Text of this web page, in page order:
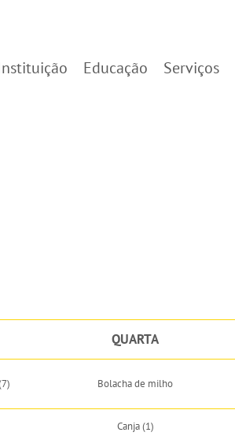
Educação Serviços
QUARTA
Bolacha de milho
Canja (1)